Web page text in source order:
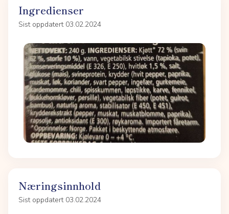
Ingredienser
Sist oppdatert 03.02.2024
Næringsinnhold
Sist oppdatert 03.02.2024